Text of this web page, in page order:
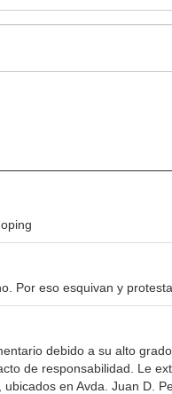
Por eso esquivan y
debido a su alto
de responsabilidad. Le
en Avda. Juan D.